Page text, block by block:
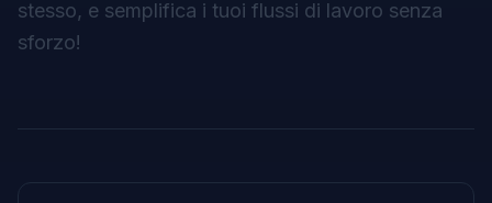
stesso, e semplifica i tuoi flussi di lavoro senza
sforzo!